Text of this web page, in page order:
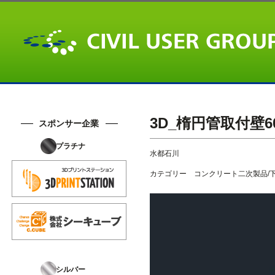
スポンサー企業
プラチナ
シルバー
3D_楕円管取付壁
水都石川
カテゴリー コンクリート二次製品/